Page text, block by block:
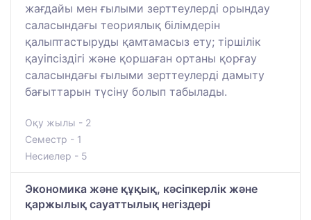
жағдайы мен ғылыми зерттеулерді орындау
саласындағы теориялық білімдерін
қалыптастыруды қамтамасыз ету; тіршілік
қауіпсіздігі және қоршаған ортаны қорғау
саласындағы ғылыми зерттеулерді дамыту
бағыттарын түсіну болып табылады.
Оқу жылы - 2
Семестр - 1
Несиелер - 5
Экономика және құқық, кәсіпкерлік және
қаржылық сауаттылық негіздері